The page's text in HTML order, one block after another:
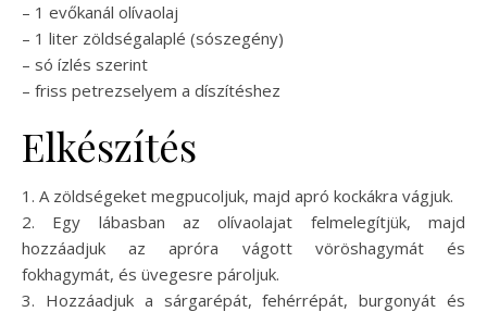
– 1 evőkanál olívaolaj
– 1 liter zöldségalaplé (sószegény)
– só ízlés szerint
– friss petrezselyem a díszítéshez
Elkészítés
1. A zöldségeket megpucoljuk, majd apró kockákra vágjuk.
2. Egy lábasban az olívaolajat felmelegítjük, majd
hozzáadjuk az apróra vágott vöröshagymát és
fokhagymát, és üvegesre pároljuk.
3. Hozzáadjuk a sárgarépát, fehérrépát, burgonyát és